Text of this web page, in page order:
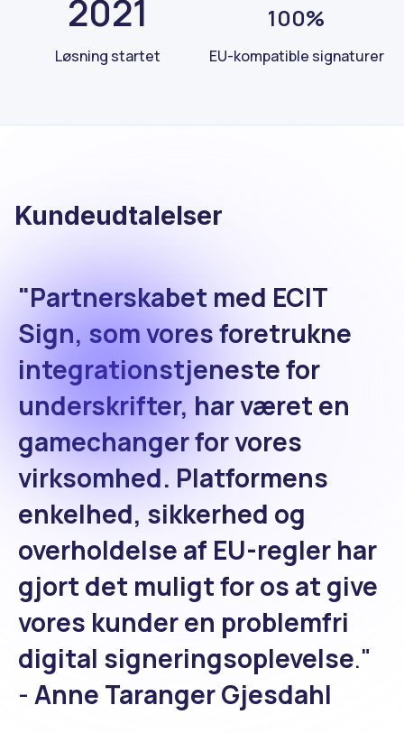
2021
Løsning startet
100%
EU-kompatible signaturer
Kundeudtalelser
"Partnerskabet med ECIT
Sign, som vores foretrukne
integrationstjeneste for
underskrifter, har været en
gamechanger for vores
virksomhed. Platformens
enkelhed, sikkerhed og
overholdelse af EU-regler har
gjort det muligt for os at give
vores kunder en problemfri
digital signeringsoplevelse."
- Anne Taranger Gjesdahl